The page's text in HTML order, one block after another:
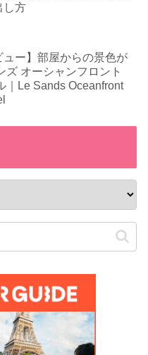
し方
ュー】部屋からの景色が
ズ オーシャンフロント
｜Le Sands Oceanfront